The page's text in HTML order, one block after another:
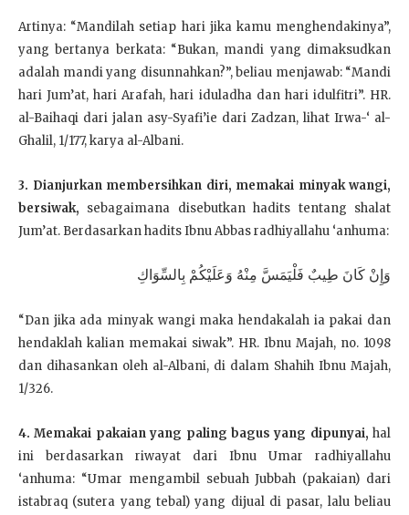
Artinya: “Mandilah setiap hari jika kamu menghendakinya”,
yang bertanya berkata: “Bukan, mandi yang dimaksudkan
adalah mandi yang disunnahkan?”, beliau menjawab: “Mandi
hari Jum’at, hari Arafah, hari iduladha dan hari idulfitri”. HR.
al-Baihaqi dari jalan asy-Syafi’ie dari Zadzan, lihat Irwa-‘ al-
Ghalil, 1/177, karya al-Albani.
3. Dianjurkan membersihkan diri, memakai minyak wangi,
bersiwak, sebagaimana disebutkan hadits tentang shalat
Jum’at. Berdasarkan hadits Ibnu Abbas radhiyallahu ‘anhuma:
وَإِنْ كَانَ طِيبٌ فَلْيَمَسَّ مِنْهُ وَعَلَيْكُمْ بِالسِّوَاكِ
“Dan jika ada minyak wangi maka hendakalah ia pakai dan
hendaklah kalian memakai siwak”. HR. Ibnu Majah, no. 1098
dan dihasankan oleh al-Albani, di dalam Shahih Ibnu Majah,
1/326.
4. Memakai pakaian yang paling bagus yang dipunyai, hal
ini berdasarkan riwayat dari Ibnu Umar radhiyallahu
‘anhuma: “Umar mengambil sebuah Jubbah (pakaian) dari
istabraq (sutera yang tebal) yang dijual di pasar, lalu beliau